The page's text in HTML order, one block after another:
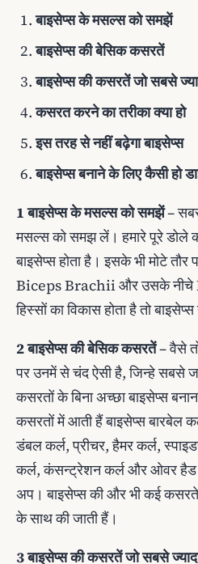
बाइसेप्स के मसल्स को समझें
बाइसेप्स की बेसिक कसरतें
बाइसेप्स की कसरतें जो सबसे
कसरत करने का तरीका क्या हो
इस तरह से नहीं बढ़ेगा बाइसेप्स
बाइसेप्स बनाने के लिए कैसी हो
1 बाइसेप्स के मसल्स को समझें–
मसल्स को समझ लें। हमारे पूरे डोले
बाइसेप्स होता है। इसके भी मोटे तौर
Biceps Brachii और उसके नीचे
हिस्सों का विकास होता है तो
2 बाइसेप्स की बेसिक कसरतें– वैसे
पर उनमें से चंद ऐसी है, जिन्हे सबसे
कसरतों के बिना अच्छा बाइसेप्स
कसरतों में आती हैं बाइसेप्स बारबेल
डंबल कर्ल, प्रीचर, हैमर कर्ल,
कर्ल, कंसन्ट्रेशन कर्ल और ओवर हैड
अप। बाइसेप्स की और भी कई कसरते
के साथ की जाती हैं।
3 बाइसेप्स की कसरतें जो सबसे